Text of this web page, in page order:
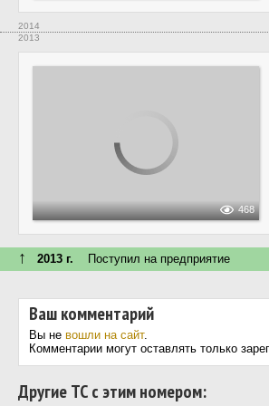
2014
2013
468
↑ 2013 г. Поступил на предприятие
Ваш комментарий
Вы не вошли на сайт.
Комментарии могут оставлять только
Другие ТС с этим номером: